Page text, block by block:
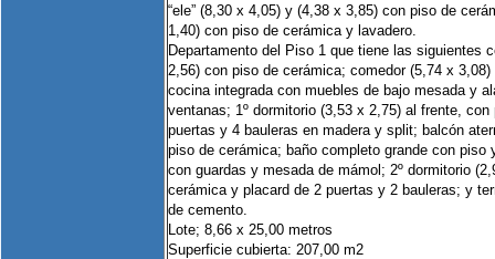
“ele” (8,30 x 4,05) y (4,38 x 3,85) con piso de
1,40) con piso de cerámica y lavadero.
Departamento del Piso 1 que tiene las siguientes
2,56) con piso de cerámica; comedor (5,74 x
cocina integrada con muebles de bajo mesada y
ventanas; 1º dormitorio (3,53 x 2,75) al frente,
puertas y 4 bauleras en madera y split; balcón
piso de cerámica; baño completo grande con piso
con guardas y mesada de mámol; 2º dormitorio
cerámica y placard de 2 puertas y 2 bauleras; y
de cemento.
Lote; 8,66 x 25,00 metros
Superficie cubierta: 207,00 m2